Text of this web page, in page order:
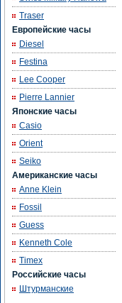
Traser
Европейские часы
Diesel
Festina
Lee Cooper
Pierre Lannier
Японские часы
Casio
Orient
Seiko
Американские часы
Anne Klein
Fossil
Guess
Kenneth Cole
Timex
Российские часы
Штурманские